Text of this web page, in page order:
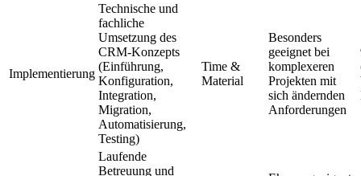
Implementierung
Technische und
fachliche
Umsetzung des
CRM-Konzepts
(Einführung,
Konfiguration,
Integration,
Migration,
Automatisierung,
Testing)
Time &
Material
Besonders
geeignet bei
komplexeren
Projekten mit
sich ändernden
Anforderungen
Laufende
Betreuung und